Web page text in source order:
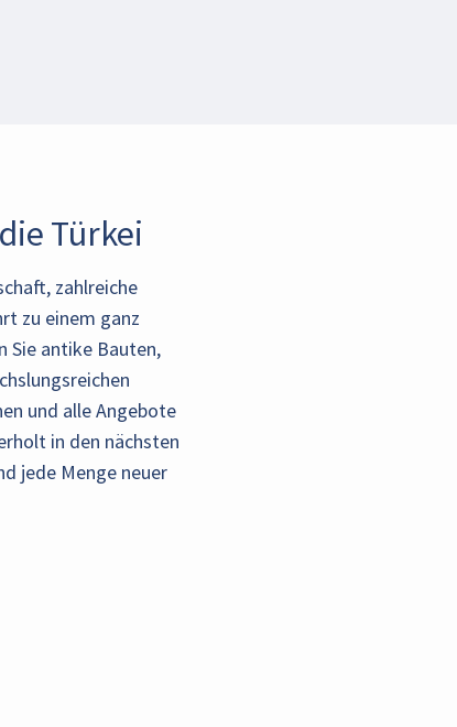
Türkei
zahlreiche
zu einem ganz
Sie antike Bauten,
und alle Angebote
in den nächsten
jede Menge neuer